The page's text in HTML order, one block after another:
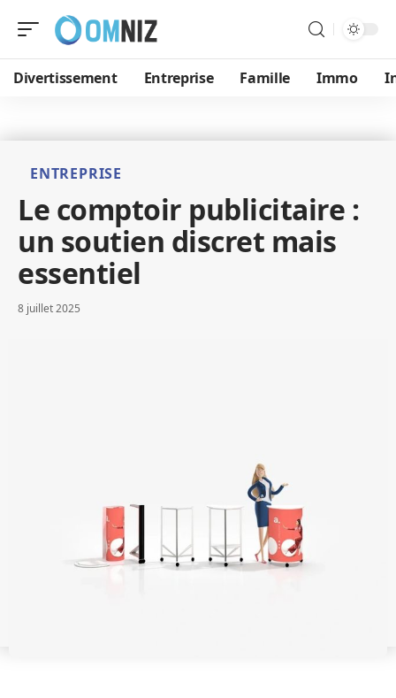
Divertissement Entreprise Famille Immo
ENTREPRISE
Le comptoir publicitaire :
un soutien discret mais
essentiel
8 juillet 2025